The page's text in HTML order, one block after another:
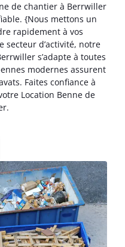
de chantier à Berrwiller
{Nous mettons un
rapidement à vos
secteur d’activité, notre
s’adapte à toutes
modernes assurent
Faites confiance à
Location Benne de